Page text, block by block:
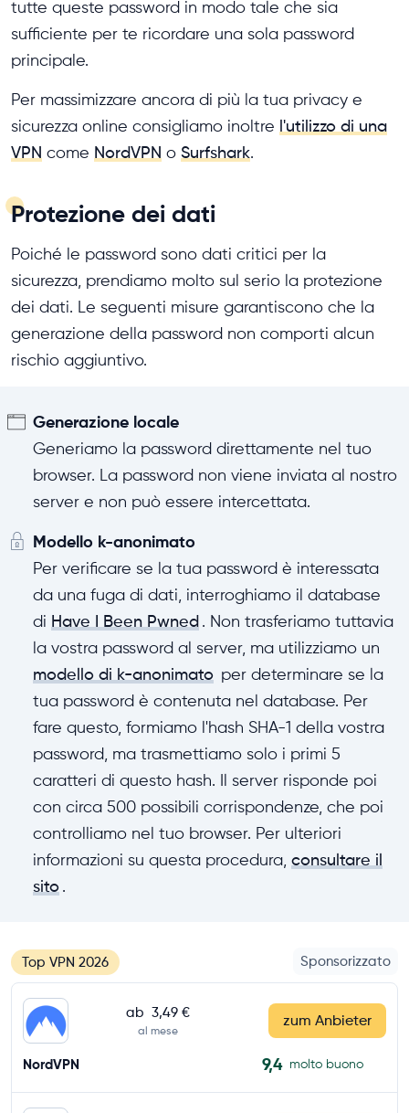
tutte queste password in modo tale che sia
sufficiente per te ricordare una sola password
principale.
Per massimizzare ancora di più la tua privacy e
sicurezza online consigliamo inoltre l'utilizzo di una
VPN come NordVPN o Surfshark.
Protezione dei dati
Poiché le password sono dati critici per la
sicurezza, prendiamo molto sul serio la protezione
dei dati. Le seguenti misure garantiscono che la
generazione della password non comporti alcun
rischio aggiuntivo.
Generazione locale
Generiamo la password direttamente nel tuo
browser. La password non viene inviata al nostro
server e non può essere intercettata.
Modello k-anonimato
Per verificare se la tua password è interessata
da una fuga di dati, interroghiamo il database
di Have I Been Pwned . Non trasferiamo tuttavia
la vostra password al server, ma utilizziamo un
modello di k-anonimato per determinare se la
tua password è contenuta nel database. Per
fare questo, formiamo l'hash SHA-1 della vostra
password, ma trasmettiamo solo i primi 5
caratteri di questo hash. Il server risponde poi
con circa 500 possibili corrispondenze, che poi
controlliamo nel tuo browser. Per ulteriori
informazioni su questa procedura, consultare il
sito .
Top VPN 2026 Sponsorizzato
ab 3,49 €
al mese
zum Anbieter
NordVPN 9,4 molto buono